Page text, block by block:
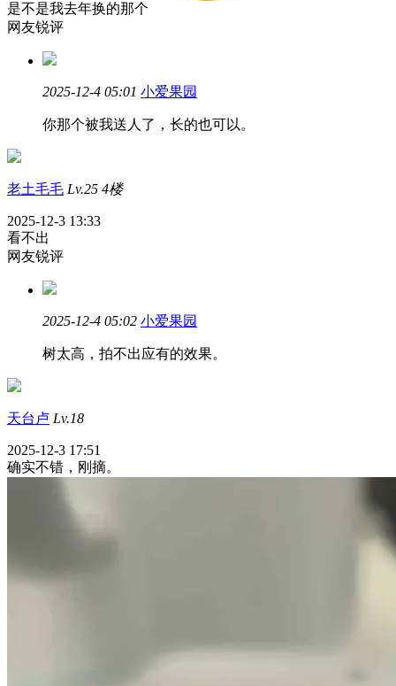
是不是我去年换的那个
网友锐评
2025-12-4 05:01 小爱果园
你那个被我送人了，长的也可以。
老土毛毛 Lv.25 4楼
2025-12-3 13:33
看不出
网友锐评
2025-12-4 05:02 小爱果园
树太高，拍不出应有的效果。
天台卢 Lv.18
2025-12-3 17:51
确实不错，刚摘。